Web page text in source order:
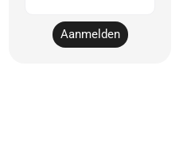
Aanmelden